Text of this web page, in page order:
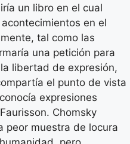
un libro en el cual
en el
tal como las
una petición para
libertad de expresión,
el punto de vista
expresiones
Chomsky
peor muestra de locura